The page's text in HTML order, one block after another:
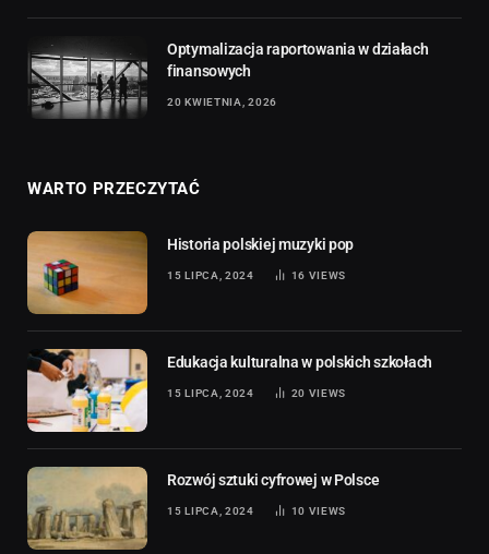
Optymalizacja raportowania w działach
finansowych
20 KWIETNIA, 2026
WARTO PRZECZYTAĆ
Historia polskiej muzyki pop
15 LIPCA, 2024 16 VIEWS
Edukacja kulturalna w polskich szkołach
15 LIPCA, 2024 20 VIEWS
Rozwój sztuki cyfrowej w Polsce
15 LIPCA, 2024 10 VIEWS